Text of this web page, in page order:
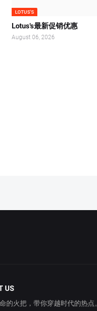
LOTUS'S
Lotus's最新促销优惠
August 06, 2026
US
的火把，带你穿越时代的热